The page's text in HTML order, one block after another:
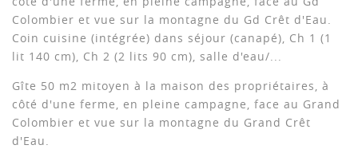
Colombier et vue sur la montagne du Gd Crêt d'Eau.
Coin cuisine (intégrée) dans séjour (canapé), Ch 1 (1
lit 140 cm), Ch 2 (2 lits 90 cm), salle d'eau/...
Gîte 50 m2 mitoyen à la maison des propriétaires, à
côté d'une ferme, en pleine campagne, face au Grand
Colombier et vue sur la montagne du Grand Crêt
d'Eau.